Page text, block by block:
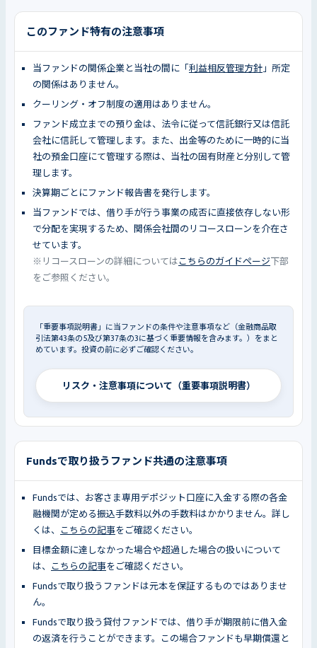
このファンド特有の注意事項
当ファンドの関係企業と当社の間に「 利益相反管理方針 」所定
の関係はありません。
クーリング・オフ制度の適用はありません。
ファンド成立までの預り金は、法令に従って信託銀行又は信託
会社に信託して管理します。また、出金等のために一時的に当
社の預金口座にて管理する際は、当社の固有財産と分別して管
理します。
決算期ごとにファンド報告書を発行します。
当ファンドでは、借り手が行う事業の成否に直接依存しない形
で分配を実現するため、関係会社間のリコースローンを介在さ
せています。
※リコースローンの詳細については こちらのガイドページ下部
をご参照ください。
「重要事項説明書」に当ファンドの条件や注意事項など（金融商品取
引法第43条の5及び第37条の3に基づく重要情報を含みます。）をまと
めています。投資の前に必ずご確認ください。
リスク・注意事項について（重要事項説明書）
Fundsで取り扱うファンド共通の注意事項
Fundsでは、お客さま専用デポジット口座に入金する際の各金
融機関が定める振込手数料以外の手数料はかかりません。詳し
くは、
こちらの記事をご確認ください。
目標金額に達しなかった場合や超過した場合の扱いについて
は、
こちらの記事をご確認ください。
Fundsで取り扱うファンドは元本を保証するものではありませ
ん。
Fundsで取り扱う貸付ファンドでは、借り手が期限前に借入金
の返済を行うことができます。この場合ファンドも早期償還と